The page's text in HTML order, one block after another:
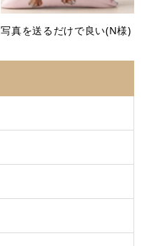
写真を送るだけで良い(N様)